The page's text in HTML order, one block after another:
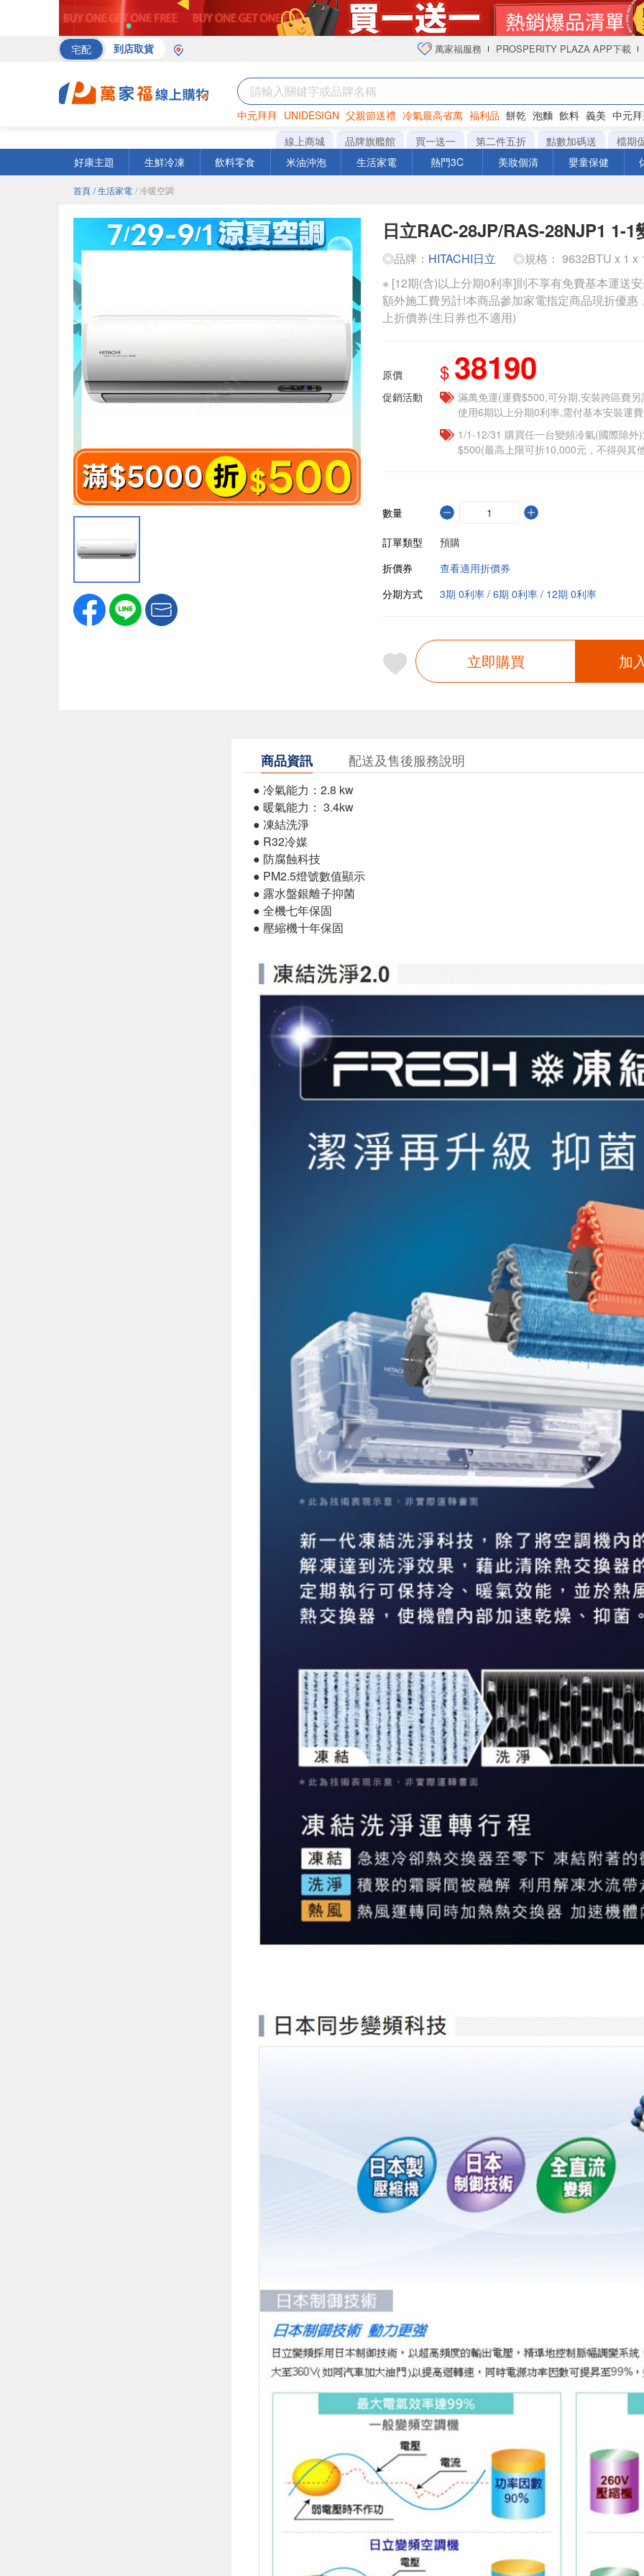
宅配 到店取貨 萬家福服務 PROSPERITY PLAZA APP下載
中元拜拜 UNIDESIGN 父親節送禮 冷氣最高省萬 福利品 餅乾 泡麵 飲料 義美 中元
海苔 巧克力 衛生紙
線上商城 品牌旗艦館 買一送一 第二件五折 點數加碼送
檔期
好康主題
生鮮冷凍 飲料零食 米油沖泡 生活家電 熱門3C 美妝個清 嬰童保健
首頁 / 生活家電 / 冷暖空調
日立RAC-28JP/RAS-28NJP1 1-1
◎品牌： HITACHI日立
◎規格： 9632BTU x 1 x
※ [12期(含)以上分期0利率]則不享有免費基本運送
額外施工費另計!本商品參加家電指定商品現折優惠
上折價券(生日券也不適用)
原價 $ 38190
促銷活動
滿萬免運(運費$500,可分期,安裝跨區費
使用6期以上分期0利率,需付基本安裝運
1/1-12/31 購買任一台變頻冷氣(國際除外
$500(最高上限可折10,000元，不得與其
數量
訂單類型
預購
折價券
查看適用折價券
分期方式
3期 0利率 / 6期 0利率 / 12期 0利率
立即購買 加
商品資訊 配送及售後服務說明
● 冷氣能力：2.8 kw
● 暖氣能力： 3.4kw
● 凍結洗淨
● R32冷媒
● 防腐蝕科技
● PM2.5燈號數值顯示
● 露水盤銀離子抑菌
● 全機七年保固
● 壓縮機十年保固